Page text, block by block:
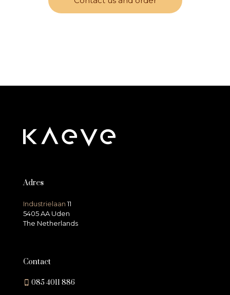
Adres
Industrielaan11
5405 AA Uden
The Netherlands
Contact
085 4011 886